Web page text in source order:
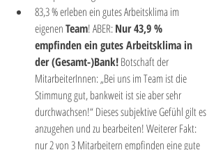
83,3 % erleben ein gutes Arbeitsklima im
eigenen Team! ABER: Nur 43,9 %
empfinden ein gutes Arbeitsklima in
der (Gesamt-)Bank! Botschaft der
MitarbeiterInnen: „Bei uns im Team ist die
Stimmung gut, bankweit ist sie aber sehr
durchwachsen!“ Dieses subjektive Gefühl gilt es
anzugehen und zu bearbeiten! Weiterer Fakt:
nur 2 von 3 Mitarbeitern empfinden eine gute